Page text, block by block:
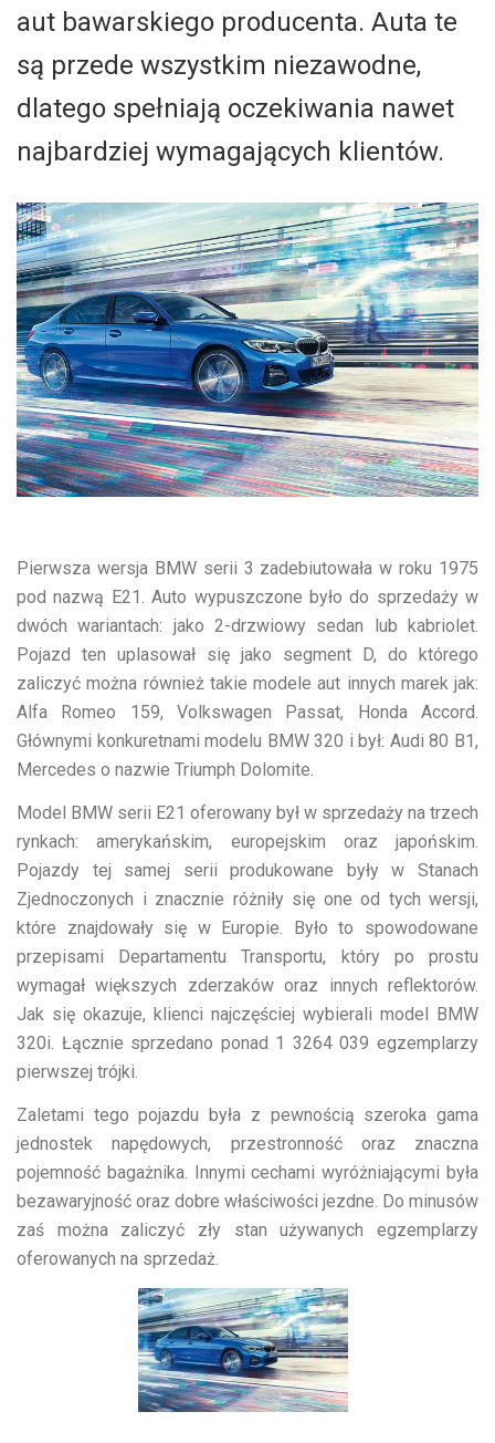
aut bawarskiego producenta. Auta te
są przede wszystkim niezawodne,
dlatego spełniają oczekiwania nawet
najbardziej wymagających klientów.
Pierwsza wersja BMW serii 3 zadebiutowała w roku 1975
pod nazwą E21. Auto wypuszczone było do sprzedaży w
dwóch wariantach: jako 2-drzwiowy sedan lub kabriolet.
Pojazd ten uplasował się jako segment D, do którego
zaliczyć można również takie modele aut innych marek jak:
Alfa Romeo 159, Volkswagen Passat, Honda Accord.
Głównymi konkuretnami modelu BMW 320 i był: Audi 80 B1,
Mercedes o nazwie Triumph Dolomite.
Model BMW serii E21 oferowany był w sprzedaży na trzech
rynkach: amerykańskim, europejskim oraz japońskim.
Pojazdy tej samej serii produkowane były w Stanach
Zjednoczonych i znacznie różniły się one od tych wersji,
które znajdowały się w Europie. Było to spowodowane
przepisami Departamentu Transportu, który po prostu
wymagał większych zderzaków oraz innych reflektorów.
Jak się okazuje, klienci najczęściej wybierali model BMW
320i. Łącznie sprzedano ponad 1 3264 039 egzemplarzy
pierwszej trójki.
Zaletami tego pojazdu była z pewnością szeroka gama
jednostek napędowych, przestronność oraz znaczna
pojemność bagażnika. Innymi cechami wyróżniającymi była
bezawaryjność oraz dobre właściwości jezdne. Do minusów
zaś można zaliczyć zły stan używanych egzemplarzy
oferowanych na sprzedaż.